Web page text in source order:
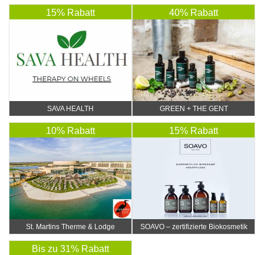
15% Rabatt
SAVA HEALTH
40% Rabatt
GREEN + THE GENT
10% Rabatt
St. Martins Therme & Lodge
15% Rabatt
SOAVO – zertifizierte Biokosmetik
Bis zu 31% Rabatt